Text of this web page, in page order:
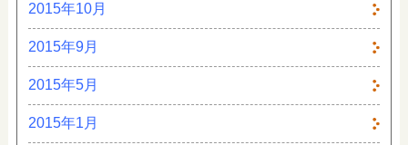
2015年10月
2015年9月
2015年5月
2015年1月